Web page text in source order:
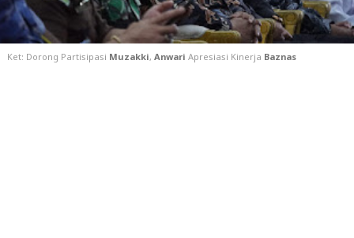
Ket: Dorong Partisipasi Muzakki, Anwari Apresiasi Kinerja Baznas